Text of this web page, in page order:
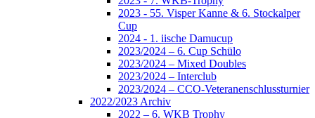
2023 - 55. Visper Kanne & 6. Stockalper
Cup
2024 - 1. iische Damucup
2023/2024 – 6. Cup Schülo
2023/2024 – Mixed Doubles
2023/2024 – Interclub
2023/2024 – CCO-Veteranenschlussturnier
2022/2023 Archiv
2022 – 6. WKB Trophy